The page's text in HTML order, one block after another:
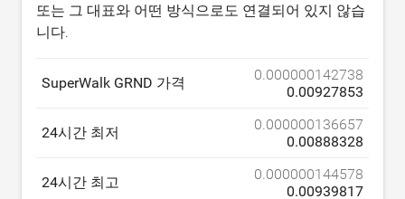
또는 그 대표와 어떤 방식으로도 연결되어 있지 않습
니다.
SuperWalk GRND 가격
0.000000142738
0.00927853
24시간 최저
0.000000136657
0.00888328
24시간 최고
0.000000144578
0.00939817